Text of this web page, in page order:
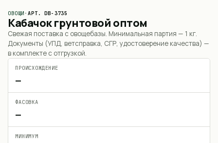
ОВОЩИ ·АРТ.DB-3735
Кабачок грунтовой оптом
Свежая поставка с овощебазы. Минимальная партия — 1 кг.
Документы (УПД, ветсправка, СГР, удостоверение качества) —
в комплекте с отгрузкой.
ПРОИСХОЖДЕНИЕ
—
ФАСОВКА
—
МИНИМУМ